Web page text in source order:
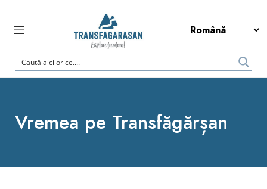
Vremea pe Transfăgărșan